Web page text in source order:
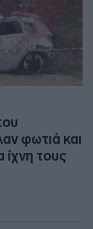
φωτιά και
ίχνη τους